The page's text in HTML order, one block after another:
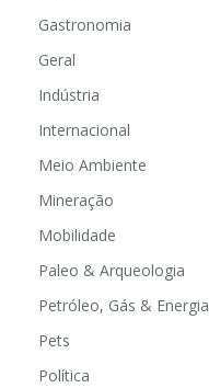
Gastronomia
Geral
Indústria
Internacional
Meio Ambiente
Mineração
Mobilidade
Paleo & Arqueologia
Petróleo, Gás & Energia
Pets
Política